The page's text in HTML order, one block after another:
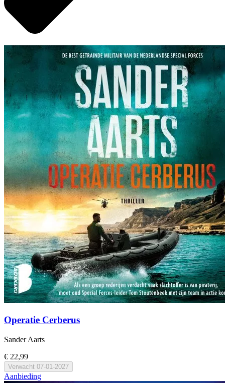
Operatie Cerberus
Sander Aarts
€ 22,99
Verwacht 07-01-2027
Aanbieding